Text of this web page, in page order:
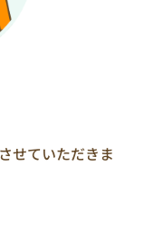
せていただきま